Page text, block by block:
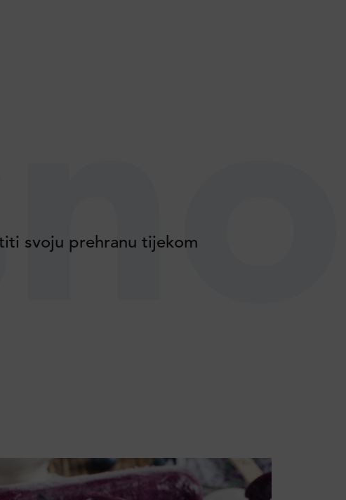
svoju prehranu tijekom